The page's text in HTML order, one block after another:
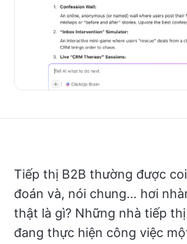
Tiếp thị B2B thường được
đoán và, nói chung… hơi
thật là gì? Những nhà tiếp
đang thực hiện công việc